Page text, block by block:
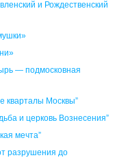
и Рождественский
— подмосковная
кварталы Москвы”
и церковь Вознесения”
мечта”
разрушения до